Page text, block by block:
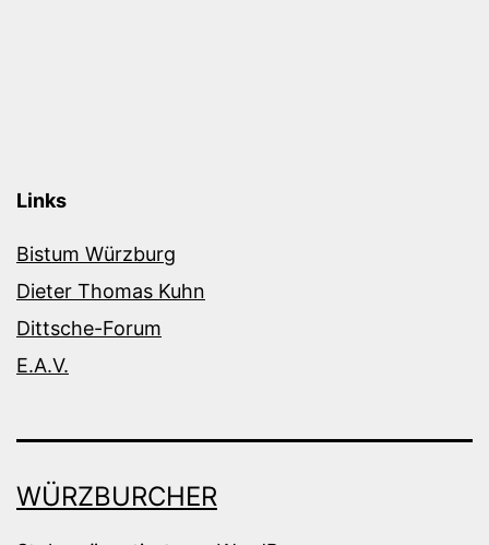
Links
Bistum Würzburg
Dieter Thomas Kuhn
Dittsche-Forum
E.A.V.
WÜRZBURCHER